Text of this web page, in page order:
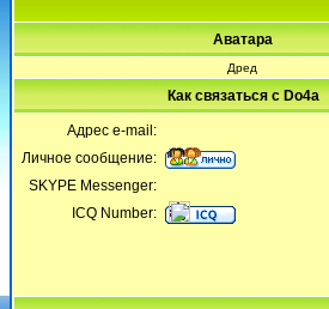
Аватара
Дред
Как связаться с Do4a
Адрес e-mail:
Личное сообщение:
SKYPE Messenger:
ICQ Number: